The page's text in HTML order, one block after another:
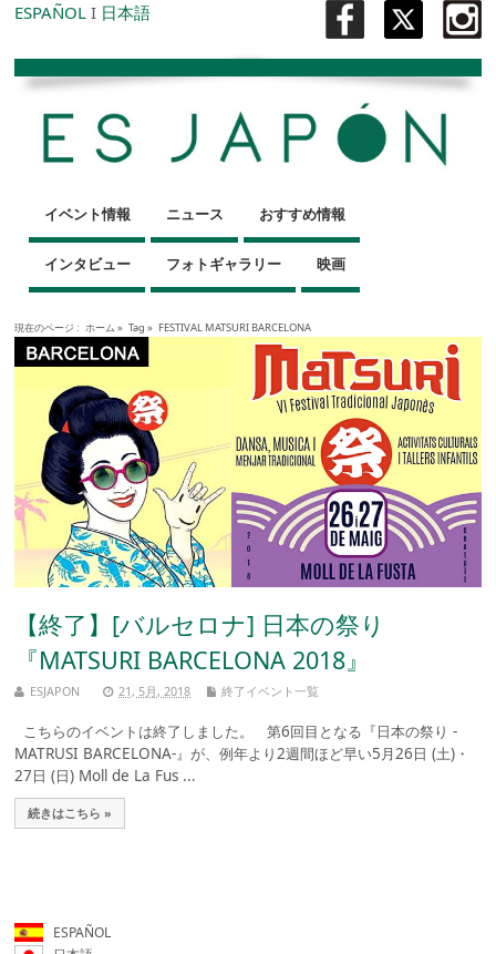
ESPAÑOL I 日本語
イベント情報 ニュース おすすめ情報
インタビュー フォトギャラリー 映画
現在のページ : ホーム » Tag » FESTIVAL MATSURI BARCELONA
【終了】[バルセロナ] 日本の祭り
『MATSURI BARCELONA 2018』
ESJAPON 21, 5月, 2018 終了イベント一覧
こちらのイベントは終了しました。 第6回目となる『日本の祭り -
MATRUSI BARCELONA-』が、例年より2週間ほど早い5月26日 (土)・
27日 (日) Moll de La Fus ...
続きはこちら »
ESPAÑOL